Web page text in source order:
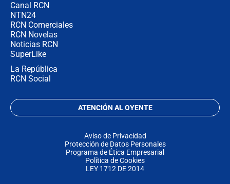
Canal RCN
NTN24
RCN Comerciales
RCN Novelas
Noticias RCN
SuperLike
La República
RCN Social
ATENCIÓN AL OYENTE
Aviso de Privacidad
Protección de Datos Personales
Programa de Ética Empresarial
Política de Cookies
LEY 1712 DE 2014